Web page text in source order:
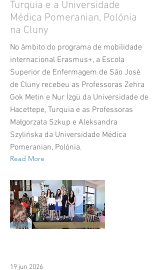
Turquia e a Universidade
Médica Pomeranian, Polónia
na Cluny
No âmbito do programa de mobilidade
internacional Erasmus+, a Escola
Superior de Enfermagem de São José
de Cluny recebeu as Professoras Zehra
Gok Metin e Nur İzgü da Universidade de
Hacettepe, Turquia e as Professoras
Małgorzata Szkup e Aleksandra
Szylińska da Universidade Médica
Pomeranian, Polónia.
Read More
19 jun 2026